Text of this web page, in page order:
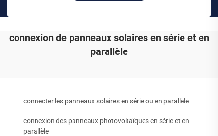
connexion de panneaux solaires en série et en
parallèle
connecter les panneaux solaires en série ou en parallèle
connexion des panneaux photovoltaïques en série et en
parallèle